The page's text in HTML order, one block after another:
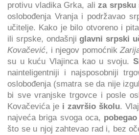
protivu vladika Grka, ali za srpsku
oslobođenja Vranja i podržavao
učitelje. Kako je bilo otvoreno i
ili srpske, ondašnjiglavni srpski
Kovačević, i njegov pomoćnik
su u kuću Vlajinca kao u svoju.
nainteligentniji i najsposobniji
oslobođenja (smatra se da nije
bi sve vranjske trgovce i posle
Kovačevića je i završio školu.
najveća briga svoga oca,
što se u njoj zahtevao rad i, bez